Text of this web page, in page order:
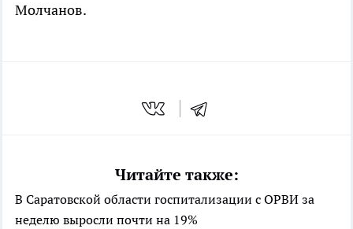
Молчанов.
Читайте также:
В Саратовской области госпитализации с ОРВИ за
неделю выросли почти на 19%